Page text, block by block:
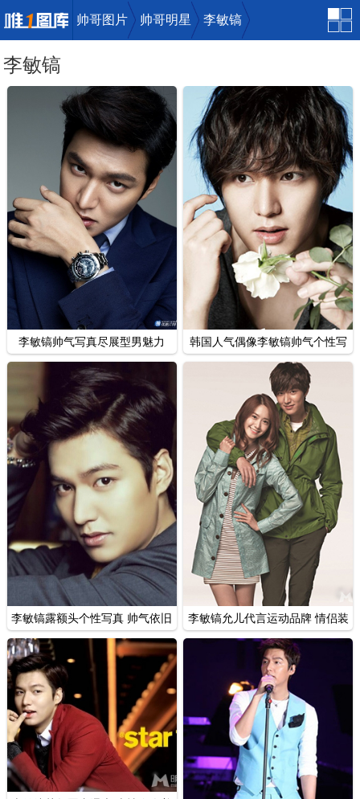
帅哥图片 帅哥明星 李敏镐
李敏镐
李敏镐帅气写真尽展型男魅力
韩国人气偶像李敏镐帅气个性写
真
李敏镐露额头个性写真 帅气依旧
李敏镐允儿代言运动品牌 情侣装
活力四射